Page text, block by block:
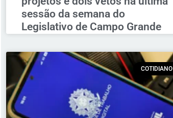
sessão da semana do
Legislativo de Campo Grande
COTIDIANO